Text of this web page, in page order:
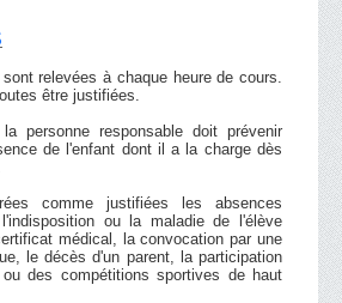
sont relevées à chaque heure de cours.
être justifiées.
la personne responsable doit prévenir
de l'enfant dont il a la charge dès
comme justifiées les absences
ou la maladie de l'élève
médical, la convocation par une
le décès d'un parent, la participation
des compétitions sportives de haut